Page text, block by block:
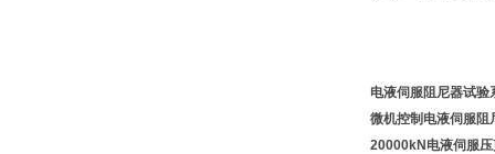
电液伺服阻尼器试验
微机控制电液伺服阻
20000kN电液伺服